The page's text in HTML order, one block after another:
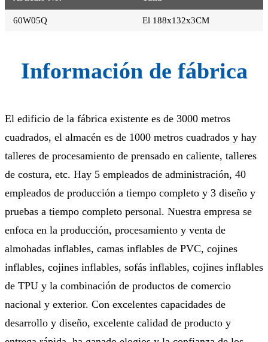
60W05Q El 188x132x3CM
Información de fábrica
El edificio de la fábrica existente es de 3000 metros
cuadrados, el almacén es de 1000 metros cuadrados y hay
talleres de procesamiento de prensado en caliente, talleres
de costura, etc. Hay 5 empleados de administración, 40
empleados de producción a tiempo completo y 3 diseño y
pruebas a tiempo completo personal. Nuestra empresa se
enfoca en la producción, procesamiento y venta de
almohadas inflables, camas inflables de PVC, cojines
inflables, cojines inflables, sofás inflables, cojines inflables
de TPU y la combinación de productos de comercio
nacional y exterior. Con excelentes capacidades de
desarrollo y diseño, excelente calidad de producto y